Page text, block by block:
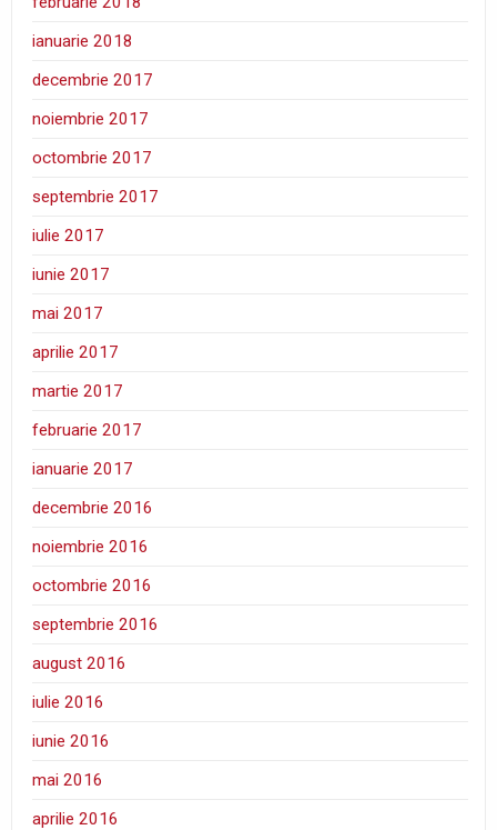
ianuarie 2018
decembrie 2017
noiembrie 2017
octombrie 2017
septembrie 2017
iulie 2017
iunie 2017
mai 2017
aprilie 2017
martie 2017
februarie 2017
ianuarie 2017
decembrie 2016
noiembrie 2016
octombrie 2016
septembrie 2016
august 2016
iulie 2016
iunie 2016
mai 2016
aprilie 2016